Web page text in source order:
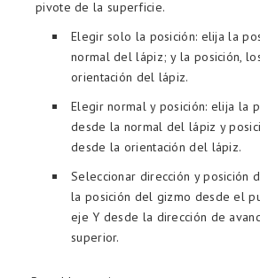
pivote de la superficie.
Elegir solo la posición: elija la
normal del lápiz; y la posición,
orientación del lápiz.
Elegir normal y posición: elija la
desde la normal del lápiz y
desde la orientación del lápiz.
Seleccionar dirección y posición
la posición del gizmo desde el
eje Y desde la dirección de
superior.